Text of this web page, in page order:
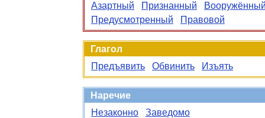
Азартный
Признанный
Предусмотренный
Правовой
Глагол
Предъявить
Обвинить Изъять
Наречие
Незаконно
Заведомо